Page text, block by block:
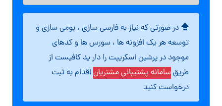
در صورتی که نیاز به فارسی سازی ، بومی سازی و
توسعه هر یک افزونه ها ، سورس ها و کدهای
موجود در پرشین اسکریپت را دار ید کافیست از
طریقسامانه پشتیبانی مشتریان اقدام به ثبت
درخواست کنید